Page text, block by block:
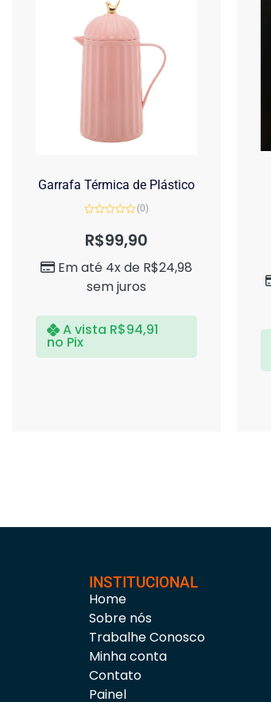
Garrafa Térmica de Plástico
de
(0)
R$99,90
Em até 4x de R$24,98
sem juros
A vista R$94,91
no Pix
INSTITUCIONAL
Home
Sobre nós
Trabalhe Conosco
Minha conta
Contato
Painel